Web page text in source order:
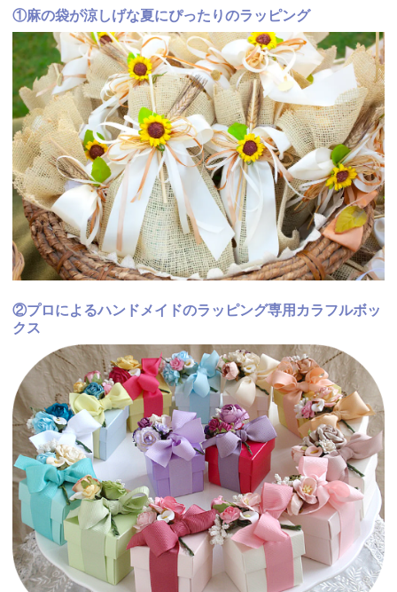
①麻の袋が涼しげな夏にぴったりのラッピング
②プロによるハンドメイドのラッピング専用カラフルボッ
クス